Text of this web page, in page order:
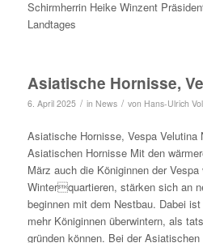
Schirmherrin Heike Winzent
Landtages
Asiatische Hornisse,
6. April 2025 / in News / von Hans-Ulrich
Asiatische Hornisse, Vespa Velutina
Asiatischen Hornisse Mit den
März auch die Königinnen der
Winterquartieren, stärken sich an
beginnen mit dem Nestbau. Dabei
mehr Königinnen überwintern, als
gründen können. Bei der